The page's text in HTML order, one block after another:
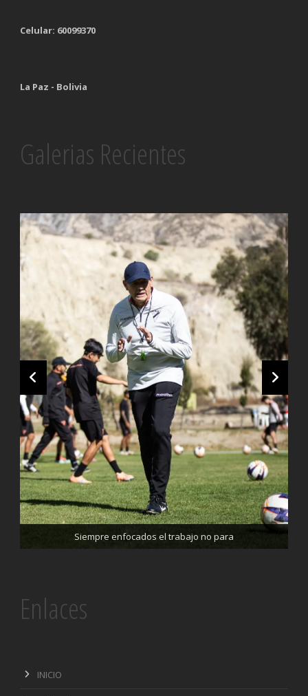
Celular: 60099370
La Paz - Bolivia
Galerias Recientes
Siempre enfocados el trabajo no para
Trabajando enfocados, listos para el partido de mañana
Enlaces
INICIO